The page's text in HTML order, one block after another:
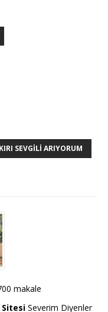
SEVGILI ARIYORUM
makale
SitesiSeverim Diyenler